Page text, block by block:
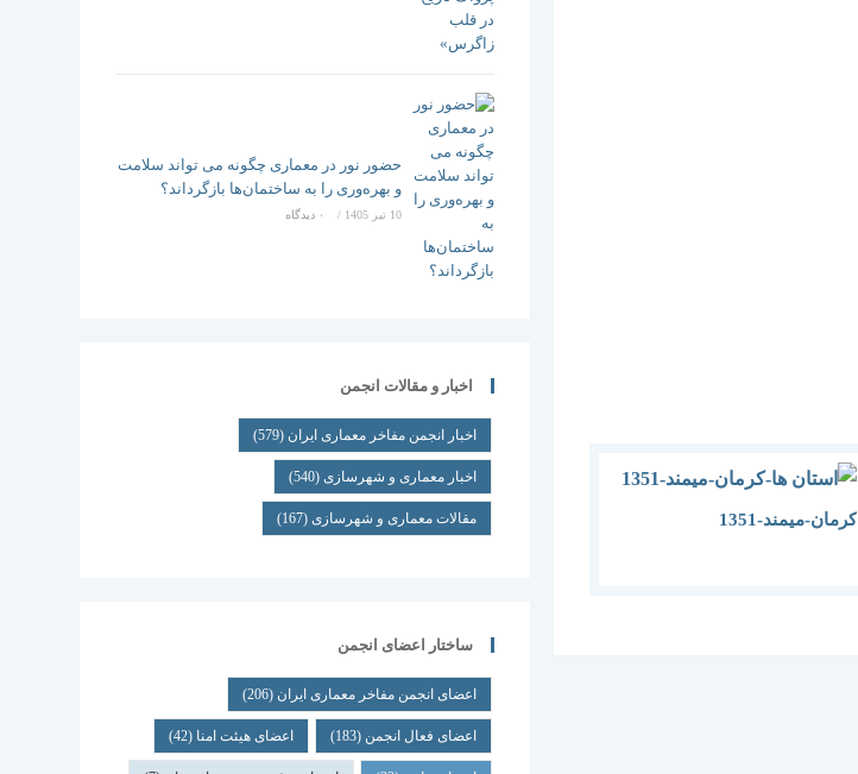
کرمان-میمند-1351
حضور نور در معماری چگونه می تواند سلامت
و بهره‌وری را به ساختمان‌ها بازگرداند؟
10 تیر 1405 / ۰ دیدگاه
اخبار و مقالات انجمن
اخبار انجمن مفاخر معماری ایران (579)
اخبار معماری و شهرسازی(540)
مقالات معماری و شهرسازی(167)
ساختار اعضای انجمن
اعضای انجمن مفاخر معماری ایران (206)
اعضای فعال انجمن (183) اعضای هیئت امنا (42)